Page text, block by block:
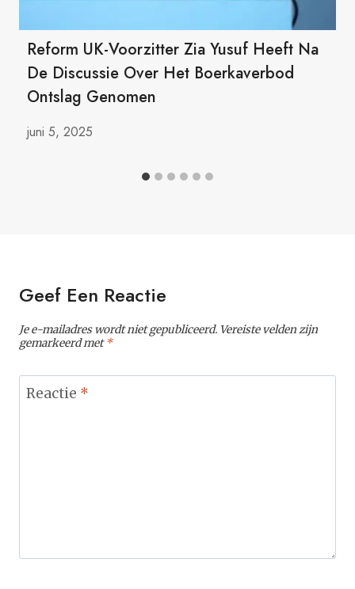
Reform UK-Voorzitter Zia Yusuf Heeft Na
De Discussie Over Het Boerkaverbod
Ontslag Genomen
juni 5, 2025
Geef Een Reactie
Je e-mailadres wordt niet gepubliceerd. Vereiste velden zijn
gemarkeerd met*
Reactie *